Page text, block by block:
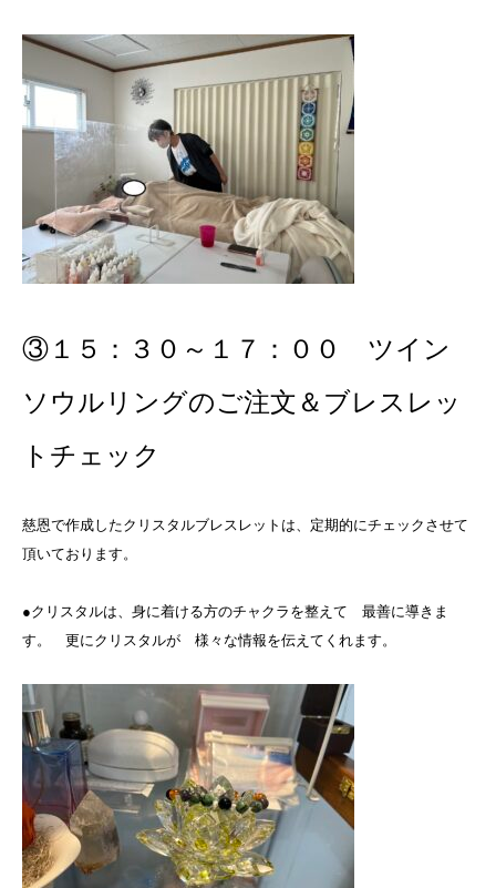
③１５：３０～１７：００ ツイン
ソウルリングのご注文＆ブレスレッ
トチェック
慈恩で作成したクリスタルブレスレットは、定期的にチェックさせて
頂いております。
●クリスタルは、身に着ける方のチャクラを整えて 最善に導きま
す。 更にクリスタルが 様々な情報を伝えてくれます。